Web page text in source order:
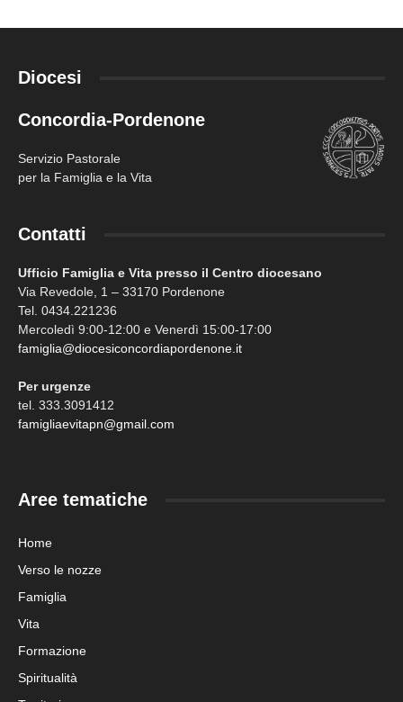
Diocesi
Concordia-Pordenone
Servizio Pastorale
per la Famiglia e la Vita
Contatti
Ufficio Famiglia e Vita presso il Centro diocesano
Via Revedole, 1 – 33170 Pordenone
Tel. 0434.221236
Mercoledì 9:00-12:00 e Venerdì 15:00-17:00
famiglia@diocesiconcordiapordenone.it
Per urgenze
tel. 333.3091412
famigliaevitapn@gmail.com
Aree tematiche
Home
Verso le nozze
Famiglia
Vita
Formazione
Spiritualità